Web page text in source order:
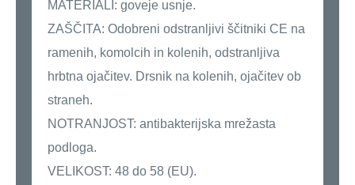
MATERIALI: goveje usnje.
ZAŠČITA: Odobreni odstranljivi ščitniki CE na
ramenih, komolcih in kolenih, odstranljiva
hrbtna ojačitev. Drsnik na kolenih, ojačitev ob
straneh.
NOTRANJOST: antibakterijska mrežasta
podloga.
VELIKOST: 48 do 58 (EU).